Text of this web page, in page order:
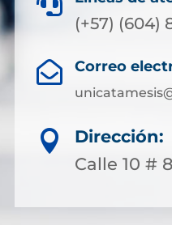
(+57) (604)
 Correo

Dirección:
Calle 10 #